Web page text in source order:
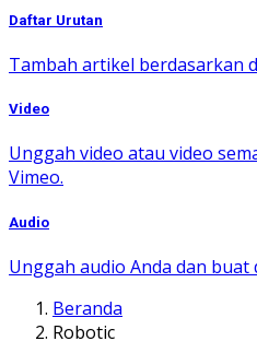
Daftar Urutan
Tambah artikel berdasarkan
Video
Unggah video atau video
Vimeo.
Audio
Unggah audio Anda dan
Beranda
Robotic